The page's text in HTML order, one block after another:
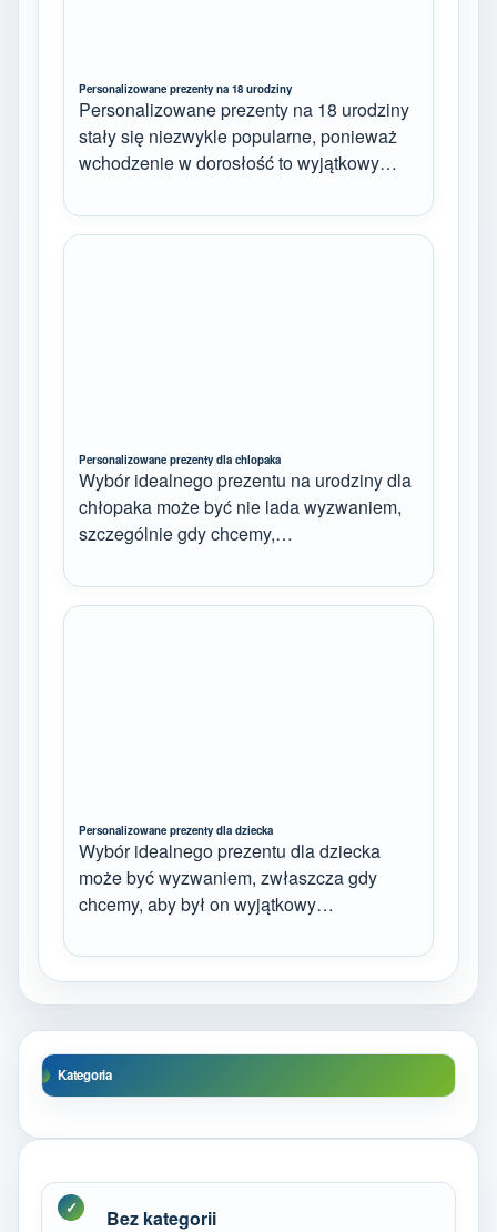
Personalizowane prezenty na 18 urodziny
Personalizowane prezenty na 18 urodziny
stały się niezwykle popularne, ponieważ
wchodzenie w dorosłość to wyjątkowy…
Personalizowane prezenty dla chlopaka
Wybór idealnego prezentu na urodziny dla
chłopaka może być nie lada wyzwaniem,
szczególnie gdy chcemy,…
Personalizowane prezenty dla dziecka
Wybór idealnego prezentu dla dziecka
może być wyzwaniem, zwłaszcza gdy
chcemy, aby był on wyjątkowy…
Kategoria
Bez kategorii